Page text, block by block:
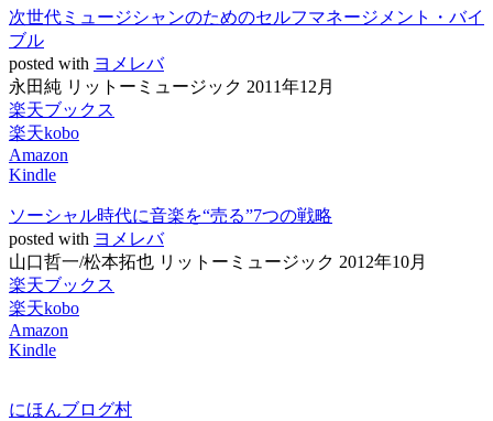
次世代ミュージシャンのためのセルフマネージメント・バイ
ブル
posted with ヨメレバ
永田純 リットーミュージック 2011年12月
楽天ブックス
楽天kobo
Amazon
Kindle
ソーシャル時代に音楽を“売る”7つの戦略
posted with ヨメレバ
山口哲一/松本拓也 リットーミュージック 2012年10月
楽天ブックス
楽天kobo
Amazon
Kindle
にほんブログ村